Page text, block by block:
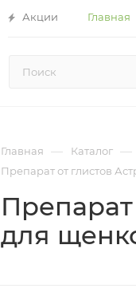
Акции Главная
Главная — Каталог —
Препарат от глистов
для